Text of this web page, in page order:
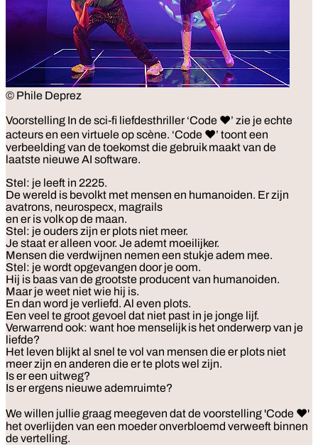
© Phile Deprez
Voorstelling In de sci-fi liefdesthriller ‘Code ♥’ zie je echte
acteurs en een virtuele op scène. ‘Code ♥’ toont een
verbeelding van de toekomst die gebruik maakt van de
laatste nieuwe AI software.
Stel: je leeft in 2225.
De wereld is bevolkt met mensen en humanoiden. Er zijn
avatrons, neurospecx, magrails
en er is volk op de maan.
Stel: je ouders zijn er plots niet meer.
Je staat er alleen voor. Je ademt moeilijker.
Mensen die verdwijnen nemen een stukje adem mee.
Stel: je wordt opgevangen door je oom.
Hij is baas van de grootste producent van humanoiden.
Maar je weet niet wie hij is.
En dan word je verliefd. Al even plots.
Een veel te groot gevoel dat niet past in je jonge lijf.
Verwarrend ook: want hoe menselijk is het onderwerp van je
liefde?
Het leven blijkt al snel te vol van mensen die er plots niet
meer zijn en anderen die er te plots wel zijn.
Is er een uitweg?
Is er ergens nieuwe ademruimte?
We willen jullie graag meegeven dat de voorstelling 'Code ♥'
het overlijden van een moeder onverbloemd verweeft binnen
de vertelling.